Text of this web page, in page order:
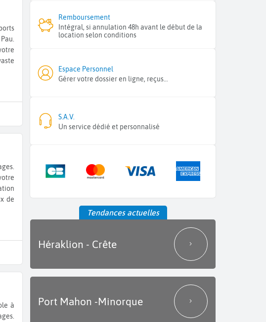
de
à
Remboursement
Intégral, si annulation 48h avant le début de la
location selon conditions
Espace Personnel
Gérer votre dossier en ligne, reçus…
S.A.V.
Un service dédié et personnalisé
Tendances actuelles
Héraklion - Crête
Port Mahon -Minorque